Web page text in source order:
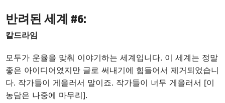
반려된 세계 #6:
칼드라임
모두가 운율을 맞춰 이야기하는 세계입니다. 이 세계는 정말
좋은 아이디어였지만 글로 써내기에 힘들어서 제거되었습니
다. 작가들이 게을러서 말이죠. 작가들이 너무 게을러서 [이
농담은 나중에 마무리].